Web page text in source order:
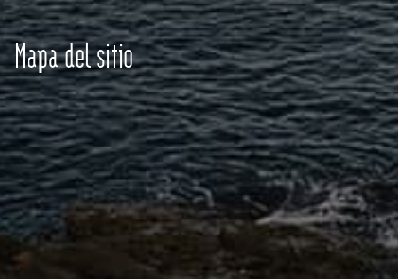
Mapa del sitio